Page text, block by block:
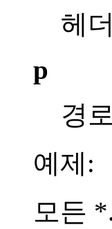
헤
p
경
예제:
모든